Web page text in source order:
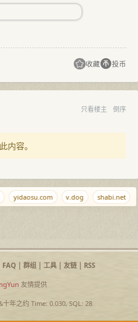
收藏 投币
只看楼主 倒序
内容。
yidaosu.com v.dog shabi.net
FAQ| 群组| 工具| 友链| RSS
友情提供
十年之约Time: 0.030, SQL: 28